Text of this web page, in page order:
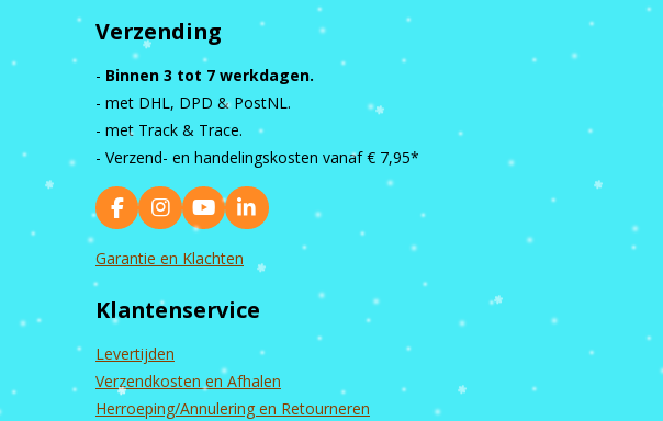
Verzending
- Binnen 3 tot 7 werkdagen.
- met DHL, DPD & PostNL.
- met Track & Trace.
- Verzend- en handelingskosten vanaf € 7,95*
F
a
c
o
k
I
n
s
a
g
a
m
Y
o
u
b
L
i
d
Garantie en Klachten
Klantenservice
Levertijden
Verzendkosten en Afhalen
Herroeping/Annulering en Retourneren